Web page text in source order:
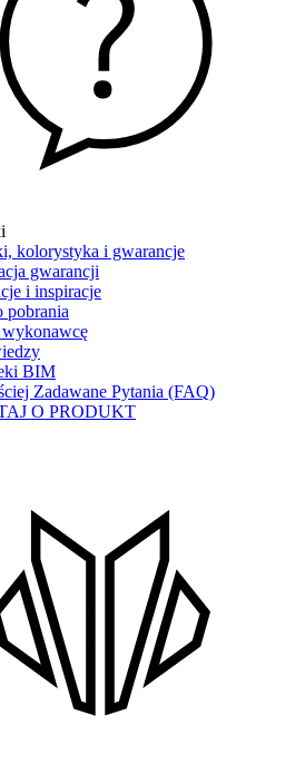
kolorystyka i gwarancje
gwarancji
i inspiracje
pobrania
BIM
Zadawane Pytania (FAQ)
O PRODUKT